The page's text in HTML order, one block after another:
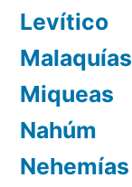
Levítico
Malaquías
Miqueas
Nahúm
Nehemías